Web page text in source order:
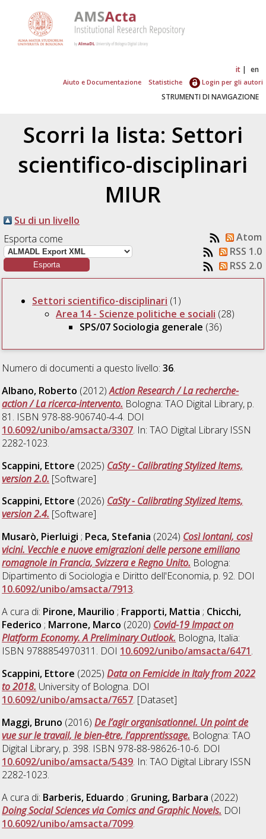
it en
Aiuto e Documentazione Statistiche Login per gli autori
STRUMENTI DI NAVIGAZIONE
Scorri la lista: Settori
scientifico-disciplinari
MIUR
Su di un livello
Esporta come
Atom
RSS 1.0
RSS 2.0
Settori scientifico-disciplinari (1)
Area 14 - Scienze politiche e sociali (28)
SPS/07 Sociologia generale (36)
Numero di documenti a questo livello:36.
Albano, Roberto (2012)Action Research / La recherche-
action / La ricerca-intervento. Bologna: TAO Digital Library, p.
81. ISBN 978-88-906740-4-4. DOI
10.6092/unibo/amsacta/3307. In: TAO Digital Library ISSN
2282-1023.
Scappini, Ettore (2025) CaSty - Calibrating Stylized Items,
version 2.0. [Software]
Scappini, Ettore (2026) CaSty - Calibrating Stylized Items,
version 2.4. [Software]
Musarò, Pierluigi ; Peca, Stefania (2024) Così lontani, così
vicini. Vecchie e nuove emigrazioni delle persone emiliano
romagnole in Francia, Svizzera e Regno Unito. Bologna:
Dipartimento di Sociologia e Diritto dell'Economia, p. 92. DOI
10.6092/unibo/amsacta/7913.
A cura di: Pirone, Maurilio ; Frapporti, Mattia ; Chicchi,
Federico ; Marrone, Marco (2020) Covid-19 Impact on
Platform Economy. A Preliminary Outlook. Bologna, Italia:
ISBN 9788854970311. DOI 10.6092/unibo/amsacta/6471.
Scappini, Ettore (2025)Data on Femicide in Italy from 2022
to 2018. University of Bologna. DOI
10.6092/unibo/amsacta/7657. [Dataset]
Maggi, Bruno (2016)De l’agir organisationnel. Un point de
vue sur le travail, le bien-être, l’apprentissage. Bologna: TAO
Digital Library, p. 398. ISBN 978-88-98626-10-6. DOI
10.6092/unibo/amsacta/5439. In: TAO Digital Library ISSN
2282-1023.
A cura di: Barberis, Eduardo ; Gruning, Barbara (2022)
Doing Social Sciences via Comics and Graphic Novels. DOI
10.6092/unibo/amsacta/7099.